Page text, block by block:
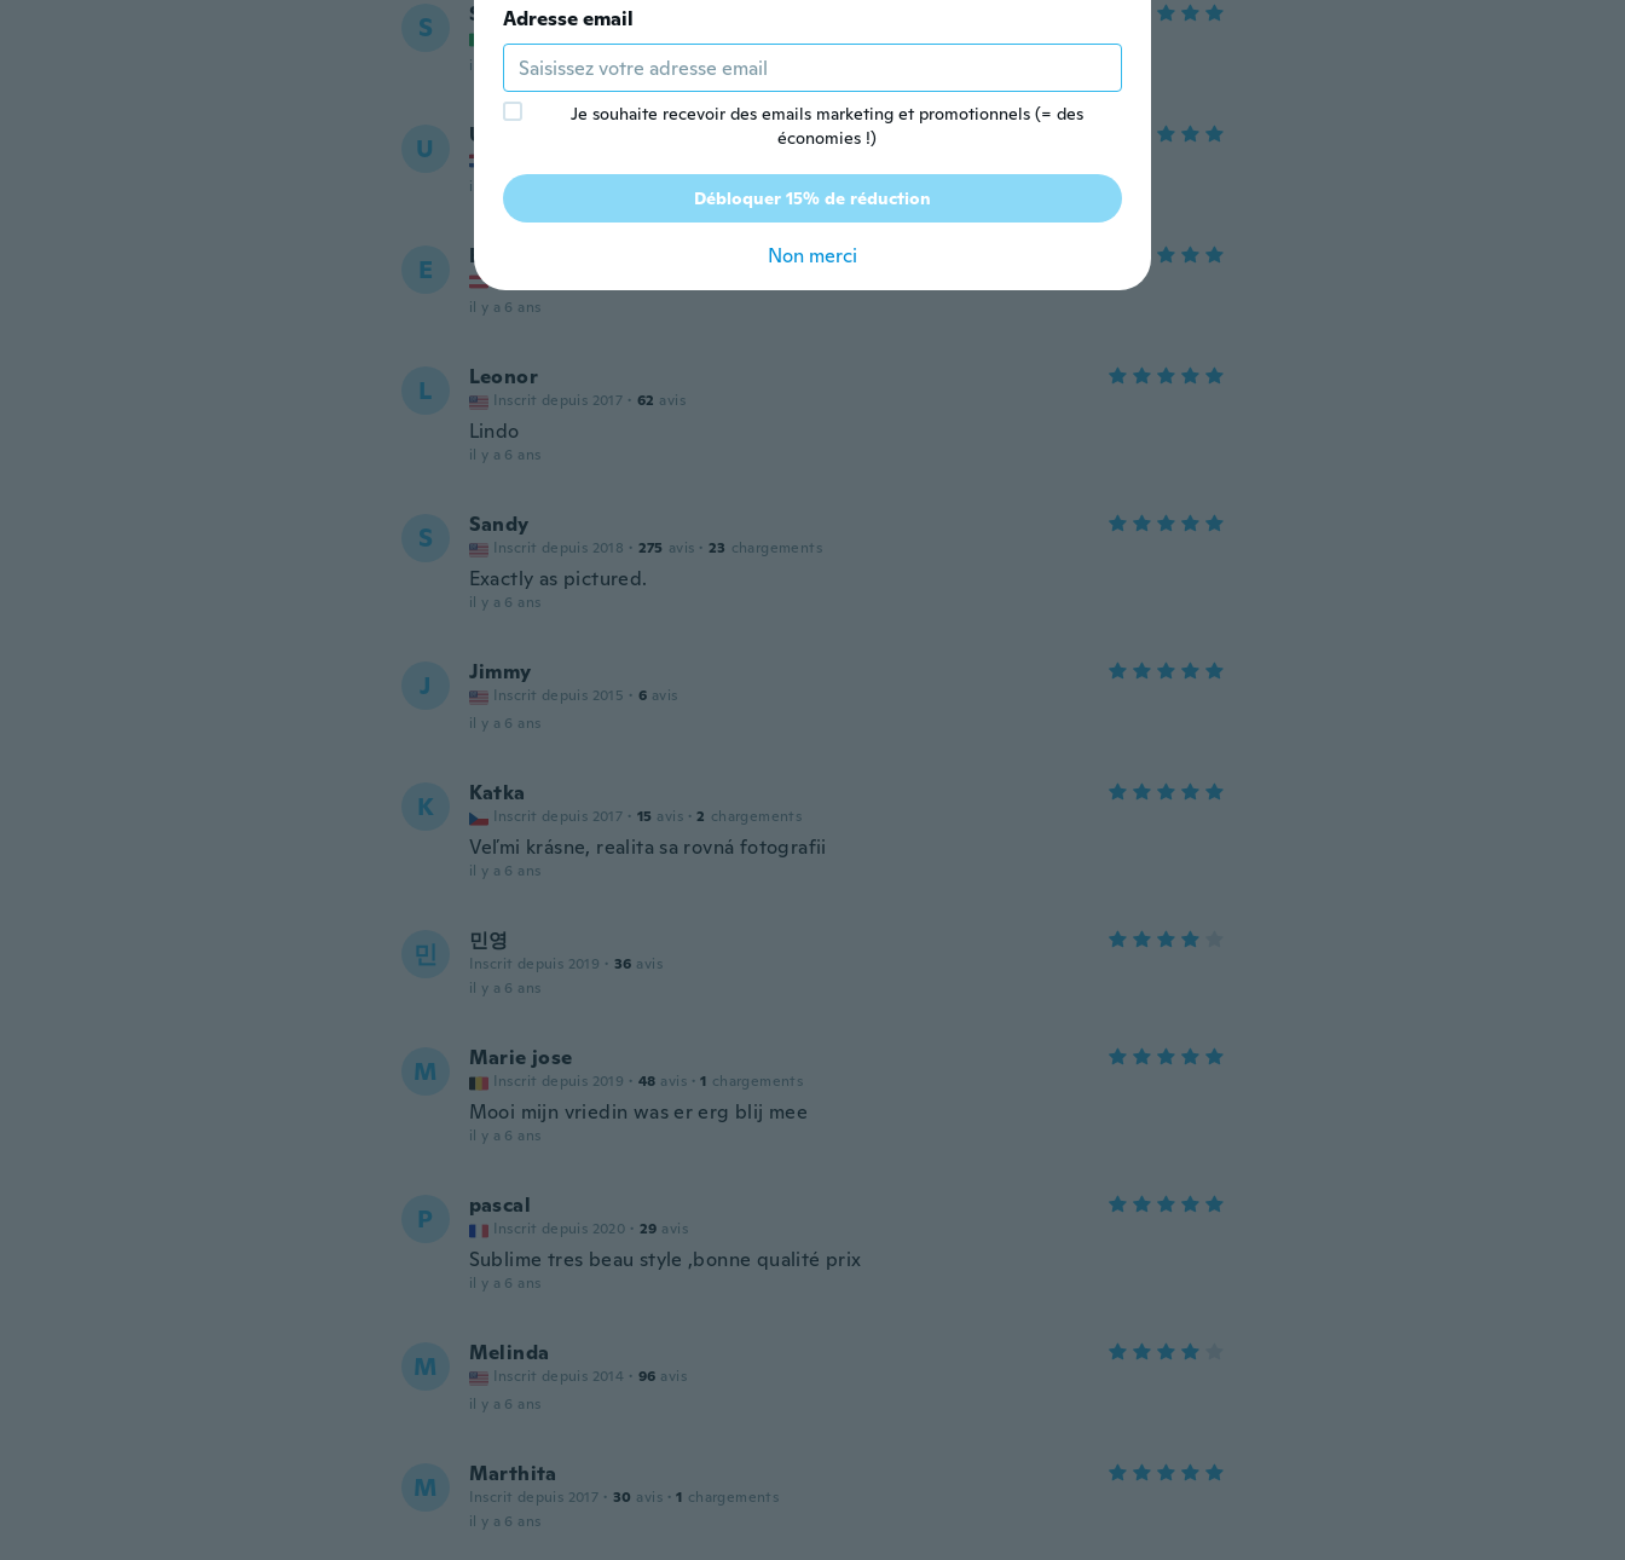
S Salvatore
il y a 6 ans
U Umus
il y a 6 ans
E Edina
il y a 6 ans
L Leonor
Inscrit depuis 2017 · 62 avis
Lindo
il y a 6 ans
S Sandy
Inscrit depuis 2018 · 275 avis · 23 chargements
Exactly as pictured.
il y a 6 ans
J Jimmy
Inscrit depuis 2015 · 6 avis
il y a 6 ans
K Katka
Inscrit depuis 2017 · 15 avis · 2 chargements
Veľmi krásne, realita sa rovná fotografii
il y a 6 ans
민 민영
Inscrit depuis 2019 · 36 avis
il y a 6 ans
M Marie jose
Inscrit depuis 2019 · 48 avis · 1 chargements
Mooi mijn vriedin was er erg blij mee
il y a 6 ans
P pascal
Inscrit depuis 2020 · 29 avis
Sublime tres beau style ,bonne qualité prix
il y a 6 ans
M Melinda
Inscrit depuis 2014 · 96 avis
il y a 6 ans
M Marthita
Inscrit depuis 2017 · 30 avis · 1 chargements
il y a 6 ans
Adresse email
Je souhaite recevoir des emails marketing et promotionnels (= des
économies !)
Débloquer 15% de réduction
Non merci